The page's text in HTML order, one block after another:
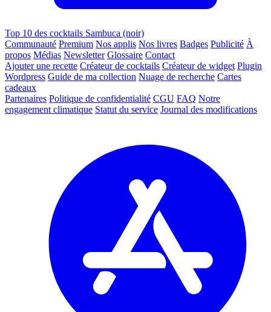
Top 10 des cocktails Sambuca (noir)
Communauté Premium Nos applis Nos livres Badges Publicité À
propos Médias Newsletter Glossaire Contact
Ajouter une recette Créateur de cocktails Créateur de widget Plugin
Wordpress Guide de ma collection Nuage de recherche Cartes
cadeaux
Partenaires Politique de confidentialité CGU FAQ Notre
engagement climatique Statut du service Journal des modifications